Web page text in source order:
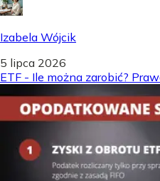
Izabela Wójcik
5 lipca 2026
ETF - Ile można zarobić?